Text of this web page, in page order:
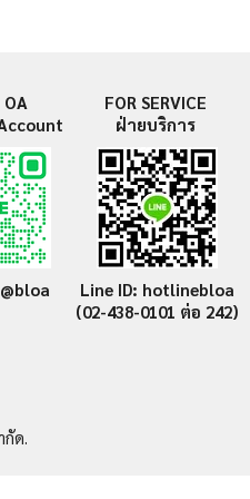
OA
FOR SERVICE
ฝ่ายบริการ
Line ID: hotlinebloa
(02-438-0101 ต่อ 242)
กัด